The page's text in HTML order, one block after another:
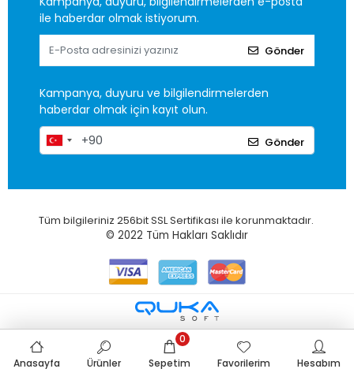
ile haberdar olmak istiyorum.
Gönder
Kampanya, duyuru ve bilgilendirmelerden
haberdar olmak için kayıt olun.
Gönder
Tüm bilgileriniz 256bit SSL Sertifikası ile korunmaktadır.
© 2022 Tüm Hakları Saklıdır
Anasayfa Ürünler Sepetim
0
Favorilerim
Hesabım